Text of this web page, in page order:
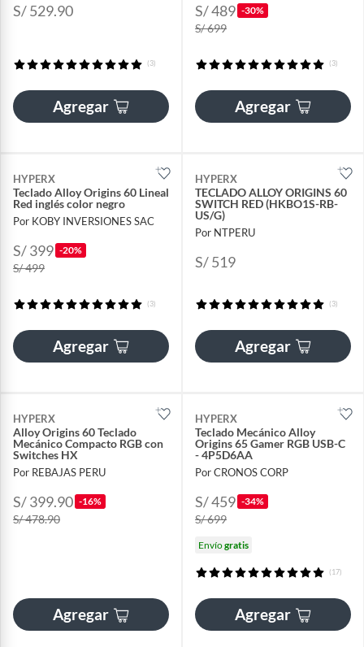
S/ 529.90
(3)
Agregar
S/ 489 -30%
S/ 699
(3)
Agregar
HYPERX
Teclado Alloy Origins 60 Lineal
Red inglés color negro
Por KOBY INVERSIONES SAC
S/ 399 -20%
S/ 499
(3)
Agregar
HYPERX
TECLADO ALLOY ORIGINS 60
SWITCH RED (HKBO1S-RB-
US/G)
Por NTPERU
S/ 519
(3)
Agregar
HYPERX
Alloy Origins 60 Teclado
Mecánico Compacto RGB con
Switches HX
Por REBAJAS PERU
S/ 399.90 -16%
S/ 478.90
Agregar
HYPERX
Teclado Mecánico Alloy
Origins 65 Gamer RGB USB-C
- 4P5D6AA
Por CRONOS CORP
S/ 459 -34%
S/ 699
Envíogratis
(17)
Agregar